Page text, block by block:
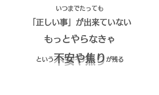
いつまでたっても
「正しい事」が出来ていない
もっとやらなきゃ
という不安や焦り が残る